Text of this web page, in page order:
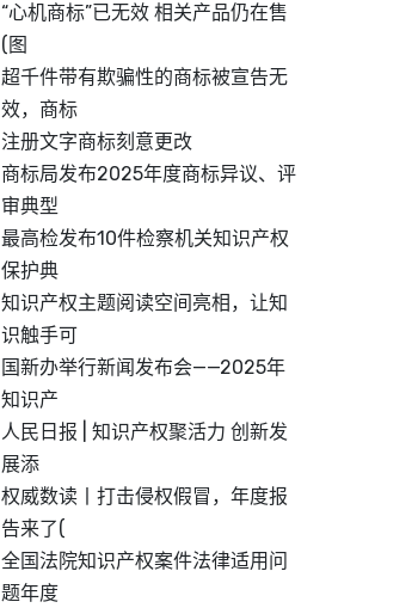
“心机商标”已无效 相关产品仍在售
(图
超千件带有欺骗性的商标被宣告无
效，商标
注册文字商标刻意更改
商标局发布2025年度商标异议、评
审典型
最高检发布10件检察机关知识产权
保护典
知识产权主题阅读空间亮相，让知
识触手可
国新办举行新闻发布会——2025年
知识产
人民日报 | 知识产权聚活力 创新发
展添
权威数读丨打击侵权假冒，年度报
告来了(
全国法院知识产权案件法律适用问
题年度